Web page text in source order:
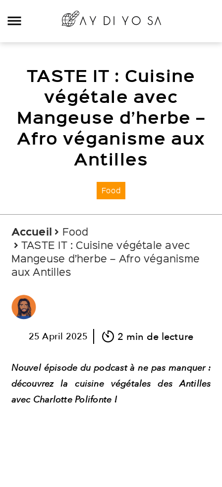
Categories
Digital
E-commerce
Travel
Food
Pages
About
TASTE IT : Cuisine
végétale avec
Mangeuse d’herbe –
Afro véganisme aux
Antilles
Food
Accueil
Food
TASTE IT : Cuisine végétale avec
Mangeuse d’herbe – Afro véganisme
aux Antilles
25April 2025 2 min de lecture
Nouvel épisode du podcast à ne pas manquer :
découvrez la cuisine végétales des Antilles
avec Charlotte Polifonte !